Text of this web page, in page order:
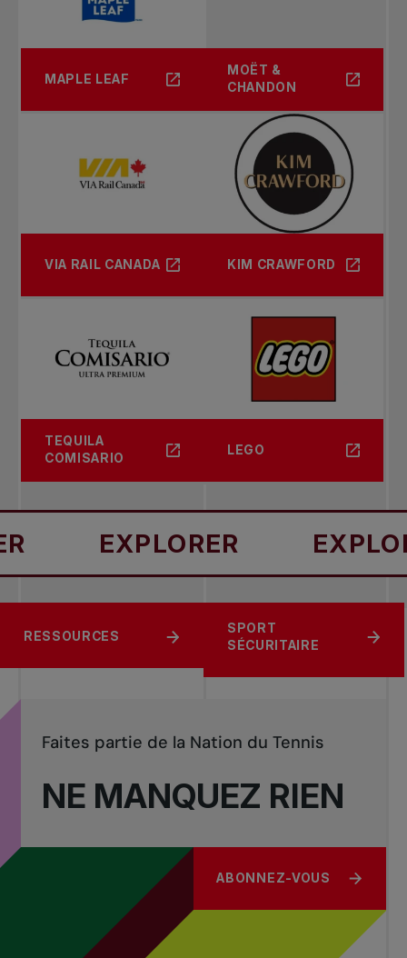
MAPLE LEAF
MOËT &
CHANDON
VIA RAIL CANADA KIM CRAWFORD
TEQUILA
COMISARIO
LEGO
EXPLORER EXPLORER
TENNIS CANADA
PARTENAIRES DE
L'OMNIUM BANQUE
RESSOURCES
SPORT
SÉCURITAIRE
NE MANQUEZ RIEN
Faites partie de la Nation du Tennis
ABONNEZ-VOUS